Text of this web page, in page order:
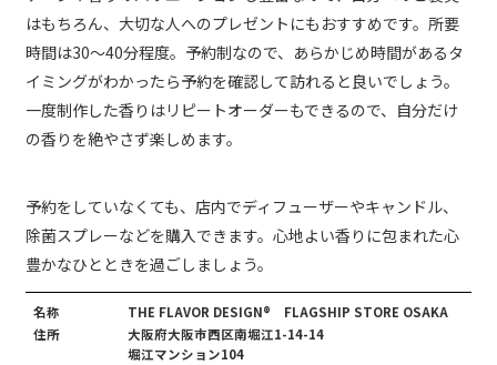
はもちろん、大切な人へのプレゼントにもおすすめです。所要
時間は30〜40分程度。予約制なので、あらかじめ時間があるタ
イミングがわかったら予約を確認して訪れると良いでしょう。
一度制作した香りはリピートオーダーもできるので、自分だけ
の香りを絶やさず楽しめます。
予約をしていなくても、店内でディフューザーやキャンドル、
除菌スプレーなどを購入できます。心地よい香りに包まれた心
豊かなひとときを過ごしましょう。
名称
THE FLAVOR DESIGN®︎ FLAGSHIP STORE OSAKA
住所
大阪府大阪市西区南堀江1-14-14
堀江マンション104